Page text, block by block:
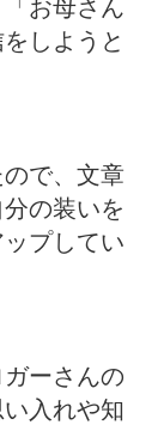
しようと
で、文章
の装いを
プしてい
ーさんの
入れや知